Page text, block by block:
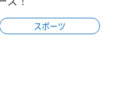
スポーツ